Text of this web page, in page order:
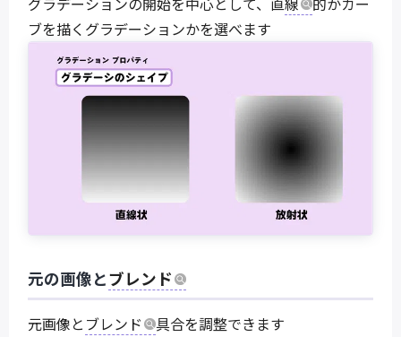
ブを描くグラデーションかを選べます
元の画像とブレンド
元画像と ブレンド
具合を調整できます